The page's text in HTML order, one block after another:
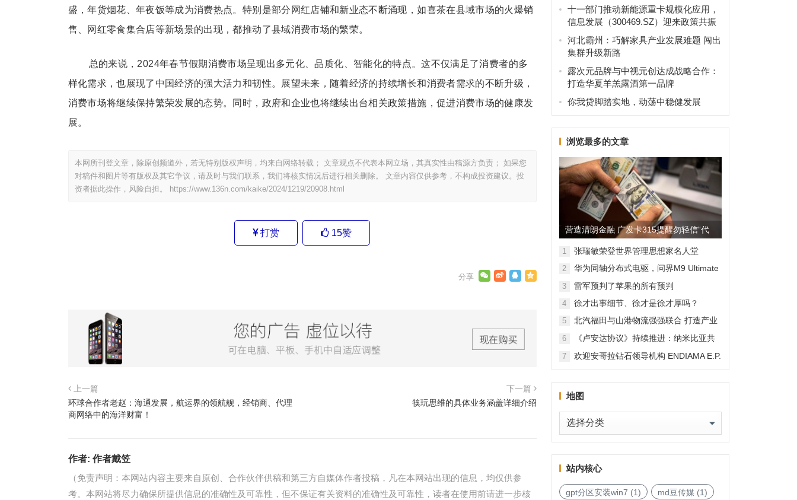
盛，年货烟花、年夜饭等成为消费热点。特别是部分网红店铺和新业态不断涌现，如喜茶在县域市场的火爆销
售、网红零食集合店等新场景的出现，都推动了县域消费市场的繁荣。
总的来说，2024年春节假期消费市场呈现出多元化、品质化、智能化的特点。这不仅满足了消费者的多
样化需求，也展现了中国经济的强大活力和韧性。展望未来，随着经济的持续增长和消费者需求的不断升级，
消费市场将继续保持繁荣发展的态势。同时，政府和企业也将继续出台相关政策措施，促进消费市场的健康发
展。
本网所刊登文章，除原创频道外，若无特别版权声明，均来自网络转载； 文章观点不代表本网立场，其真实性由稿源方负责； 如果您
对稿件和图片等有版权及其它争议，请及时与我们联系，我们将核实情况后进行相关删除。 文章内容仅供参考，不构成投资建议。投
资者据此操作，风险自担。
https://www.136n.com/kaike/2024/1219/20908.html
打赏 15赞
上一篇
环球合作者老赵：海通发展，航运界的领航舰，经销商、代理
商网络中的海洋财富！
下一篇
筷玩思维的具体业务涵盖详细介绍
作者: 作者戴笠
（免责声明：本网站内容主要来自原创、合作伙伴供稿和第三方自媒体作者投稿，凡在本网站出现的信息，均仅供参
考。本网站将尽力确保所提供信息的准确性及可靠性，但不保证有关资料的准确性及可靠性，读者在使用前请进一步核
十一部门推动新能源重卡规模化应用，
信息发展（300469.SZ）迎来政策共振
河北霸州：巧解家具产业发展难题 闯出
集群升级新路
露次元品牌与中视元创达成战略合作：
打造华夏羊羔露酒第一品牌
你我贷脚踏实地，动荡中稳健发展
浏览最多的文章
营造清朗金融 广发卡315提醒勿轻信“代
理维权”
1 张瑞敏荣登世界管理思想家名人堂
2
华为同轴分布式电驱，问界M9 Ultimate
背后的“车轮思想者”
3 雷军预判了苹果的所有预判
4 徐才出事细节、徐才是徐才厚吗？
5
北汽福田与山港物流强强联合 打造产业
融合新范本
6
《卢安达协议》持续推进：纳米比亚共
和国加入，印度宝石与珠宝出口促进委
员会与迪拜多种商品交易中心启动加入
7
欢迎安哥拉钻石领导机构 ENDIAMA E.P.
地图
地
图
站内核心
gpt分区安装win7 (1) md豆传媒(1)